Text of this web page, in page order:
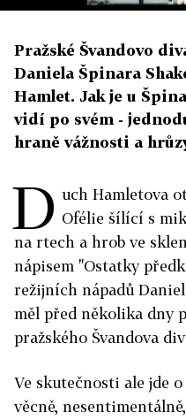
Pražské Švandovo
Daniela Špinara
Hamlet. Jak je u
vidí po svém -
hraně vážnosti a
D uch Hamletova
Ofélie šílící s
na rtech a hrob ve
nápisem "Ostatky
režijních nápadů
měl před několika dny
pražského Švandova
Ve skutečnosti ale jde
věcně,